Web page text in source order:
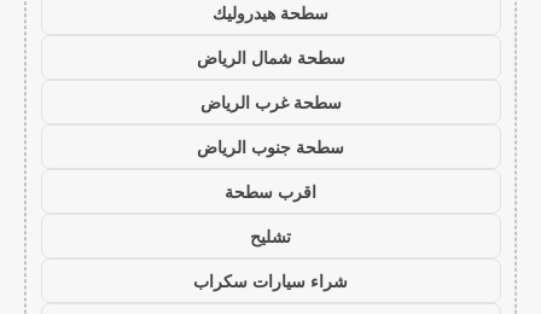
سطحة هيدروليك
سطحة شمال الرياض
سطحة غرب الرياض
سطحة جنوب الرياض
اقرب سطحة
تشليح
شراء سيارات سكراب